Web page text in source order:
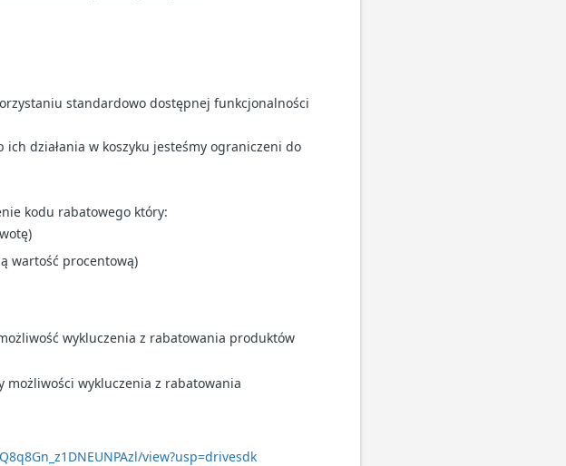
standardowo dostępnej funkcjonalności
działania w koszyku jesteśmy ograniczeni do
kodu rabatowego który:
wartość procentową)
wykluczenia z rabatowania produktów
możliwości wykluczenia z rabatowania
view?usp=drivesdk